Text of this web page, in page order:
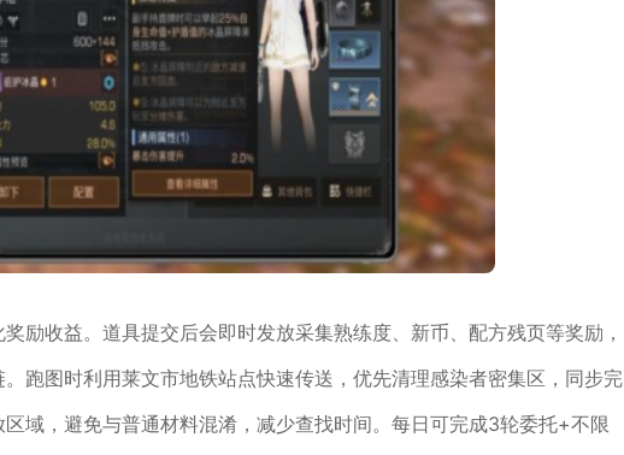
励收益。道具提交后会即时发放采集熟练度、新币、配方残页等奖励，
跑图时利用莱文市地铁站点快速传送，优先清理感染者密集区，同步完
域，避免与普通材料混淆，减少查找时间。每日可完成3轮委托+不限